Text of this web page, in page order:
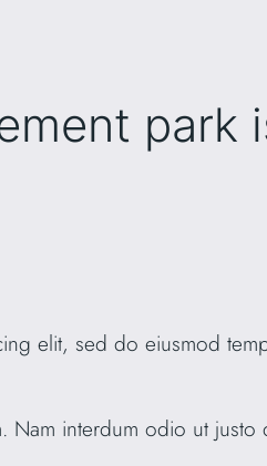
park
elit, sed do eiusmod
interdum odio ut justo